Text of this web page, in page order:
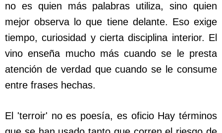
no es quien más palabras utiliza, sino quien
mejor observa lo que tiene delante. Eso exige
tiempo, curiosidad y cierta disciplina interior. El
vino enseña mucho más cuando se le presta
atención de verdad que cuando se le consume
entre frases hechas.
El 'terroir' no es poesía, es oficio Hay términos